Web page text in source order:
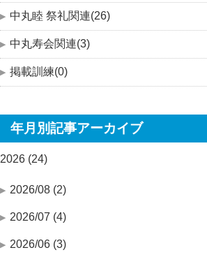
中丸睦 祭礼関連(26)
中丸寿会関連(3)
掲載訓練(0)
年月別記事アーカイブ
2026 (24)
2026/08 (2)
2026/07 (4)
2026/06 (3)